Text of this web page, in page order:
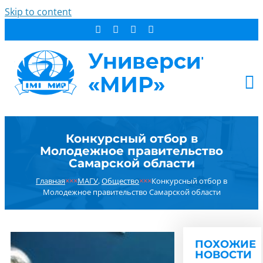
Skip to content
ДОПОБРАЗОВАНИЕ
ОБ УНИВЕРСИТЕТЕ
НОВОСТИ
РЕЗУЛЬТАТ ПОИСКА:
Конкурсный отбор в
Молодежное правительство
Самарской области
Главная×××МАГУ,Общество×××Конкурсный отбор в
Молодежное правительство Самарской области
ПОХОЖИЕ
НОВОСТИ